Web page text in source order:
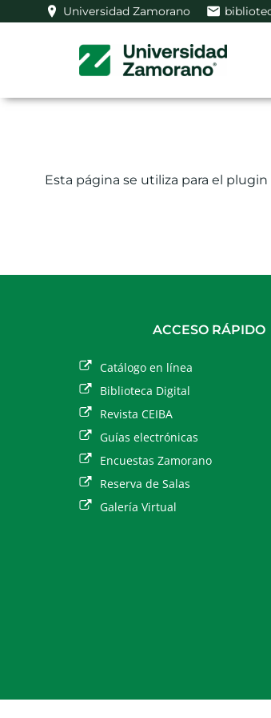
al
Universidad Zamorano
Esta página se utiliza para el
ACCESO RÁPIDO
Catálogo en línea
Biblioteca Digital
Revista CEIBA
Guías electrónicas
Encuestas Zamorano
Reserva de Salas
Galería Virtual